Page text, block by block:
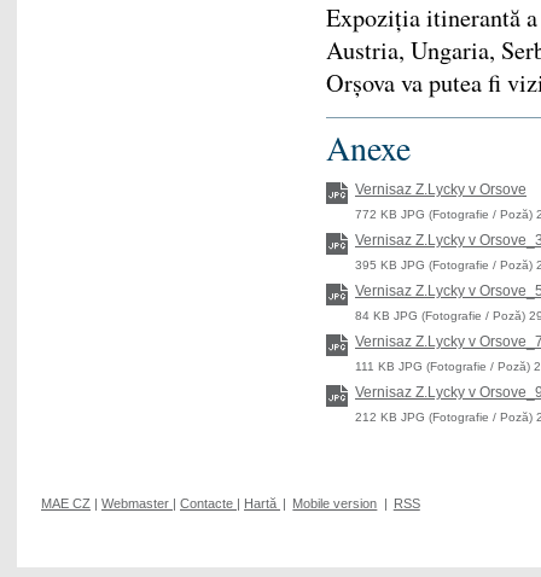
Expoziția itinerantă
Austria, Ungaria,
Orșova va putea fi
Anexe
Vernisaz Z.Lycky v Orsove
772 KB JPG (Fotografie / Poză)
Vernisaz Z.Lycky v
395 KB JPG (Fotografie / Poză)
Vernisaz Z.Lycky v
84 KB JPG (Fotografie / Poză)
Vernisaz Z.Lycky v
111 KB JPG (Fotografie / Poză)
Vernisaz Z.Lycky v
212 KB JPG (Fotografie / Poză)
MAE CZ Webmaster Contacte Hartă Mobile version RSS